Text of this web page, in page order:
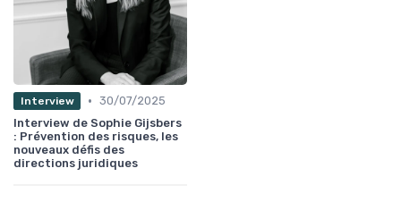
Interview • 30/07/2025
Interview de Sophie Gijsbers
: Prévention des risques, les
nouveaux défis des
directions juridiques